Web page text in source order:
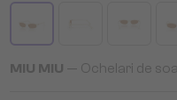
MIU MIU — Ochelari de